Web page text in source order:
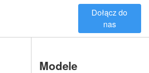
Dołącz do
nas
Modele